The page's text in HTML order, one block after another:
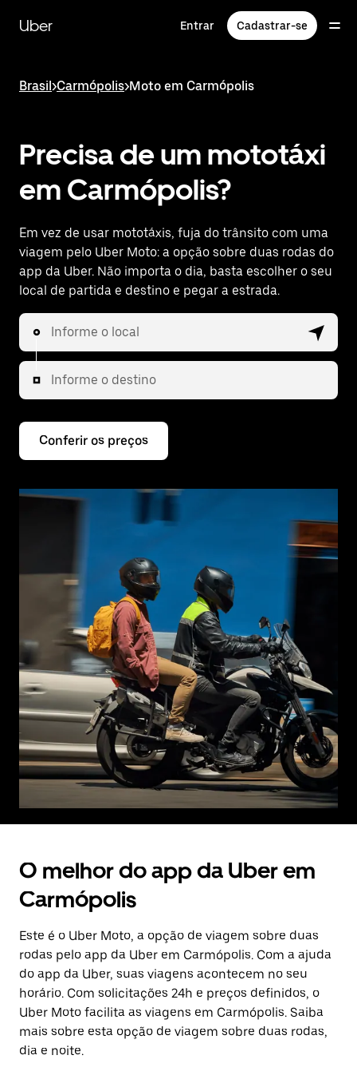
paraUber Entrar Cadastrar-se
Brasil>Carmópolis>Moto em Carmópolis
Precisa de um mototáxi
em Carmópolis?
Em vez de usar mototáxis, fuja do trânsito com uma
viagem pelo Uber Moto: a opção sobre duas rodas do
app da Uber. Não importa o dia, basta escolher o seu
local de partida e destino e pegar a estrada.
Informe o local
Informe o destino
Conferir os preços
O melhor do app da Uber em
Carmópolis
Este é o Uber Moto, a opção de viagem sobre duas
rodas pelo app da Uber em Carmópolis. Com a ajuda
do app da Uber, suas viagens acontecem no seu
horário. Com solicitações 24h e preços definidos, o
Uber Moto facilita as viagens em Carmópolis. Saiba
mais sobre esta opção de viagem sobre duas rodas,
dia e noite.